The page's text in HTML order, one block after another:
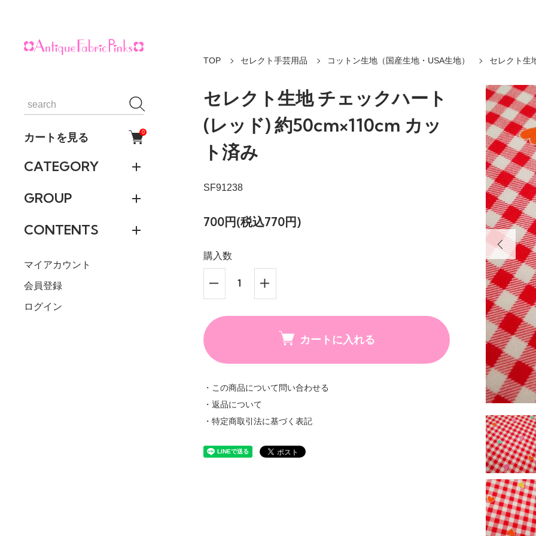
カートを見る 0
CATEGORY
GROUP
CONTENTS
マイアカウント
会員登録
ログイン
TOP セレクト手芸用品 コットン生地（国産生地・USA生地） セレクト生
セレクト生地 チェックハート
(レッド) 約50cm×110cm カッ
ト済み
SF91238
700円(税込770円)
購入数
カートに入れる
・この商品について問い合わせる
・返品について
・特定商取引法に基づく表記